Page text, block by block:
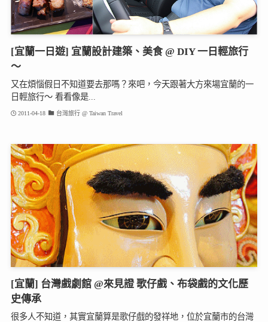
[宜蘭一日遊] 宜蘭設計建築、美食 @ DIY 一日輕旅行
～
又在煩惱假日不知道要去那嗎？來吧，今天跟著大方來場宜蘭的一
日輕旅行～ 看看像是...
2011-04-18 台灣旅行 @ Taiwan Travel
[宜蘭] 台灣戲劇館 @來見證 歌仔戲、布袋戲的文化歷
史傳承
很多人不知道，其實宜蘭算是歌仔戲的發祥地，位於宜蘭市的台灣